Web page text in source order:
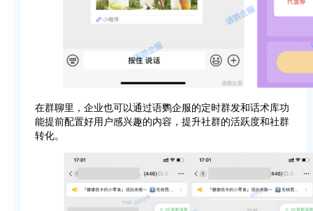
在群聊里，企业也可以通过语鹦企服的定时群发和话术库功
能提前配置好用户感兴趣的内容，提升社群的活跃度和社群
转化。